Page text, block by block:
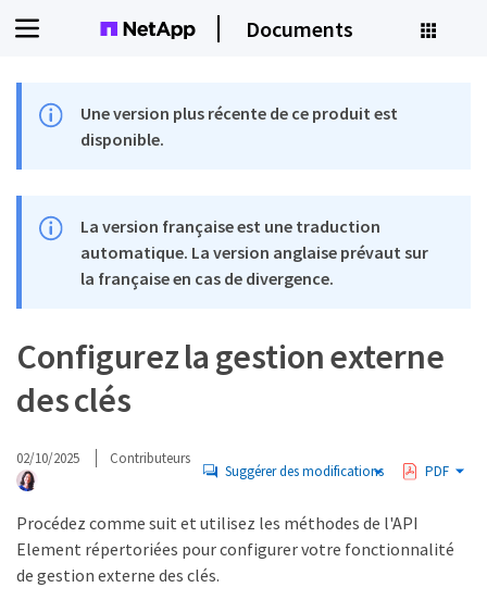
Documents
Une version plus récente de ce produit est
disponible.
La version française est une traduction
automatique. La version anglaise prévaut sur
la française en cas de divergence.
Configurez la gestion externe
des clés
02/10/2025 Contributeurs
Suggérer des modifications PDF
Procédez comme suit et utilisez les méthodes de l'API
Element répertoriées pour configurer votre fonctionnalité
de gestion externe des clés.